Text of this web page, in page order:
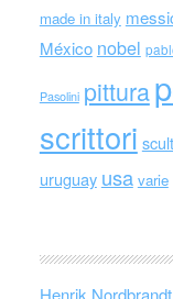
made in italy
México nobel
Pasolini pittura
scrittori
uruguay usa varie
Henrik